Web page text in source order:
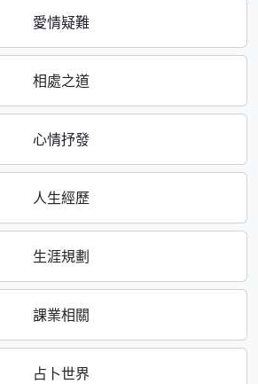
愛情疑難
相處之道
心情抒發
人生經歷
生涯規劃
課業相關
占卜世界